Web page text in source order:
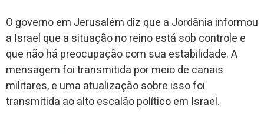
O governo em Jerusalém diz que a Jordânia informou
a Israel que a situação no reino está sob controle e
que não há preocupação com sua estabilidade. A
mensagem foi transmitida por meio de canais
militares, e uma atualização sobre isso foi
transmitida ao alto escalão político em Israel.